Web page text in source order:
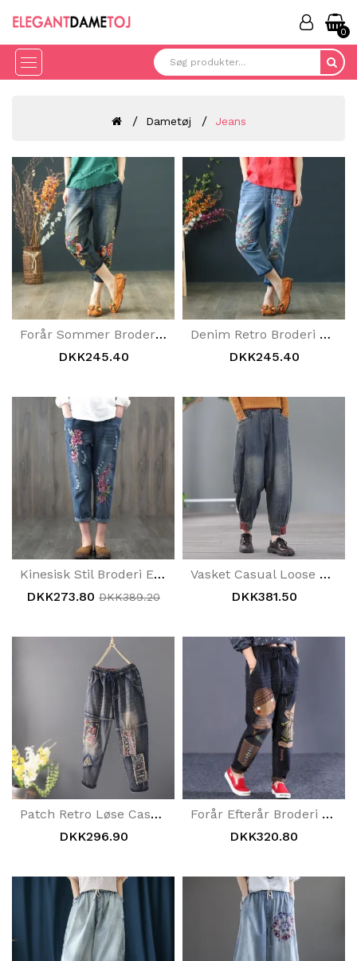
0
Dametøj Jeans
Forår Sommer Broderi Retro Løse Jeans
DKK245.40
Denim Retro Broderi Etniske Jeans
DKK245.40
Kinesisk Stil Broderi Etniske Løse Retro Denimbukser
DKK273.80 DKK389.20
Vasket Casual Loose Womne's Harem Jeans
DKK381.50
Patch Retro Løse Casual Lige Denimbukser
DKK296.90
Forår Efterår Broderi Cartoon Washed Casual Jeans
DKK320.80